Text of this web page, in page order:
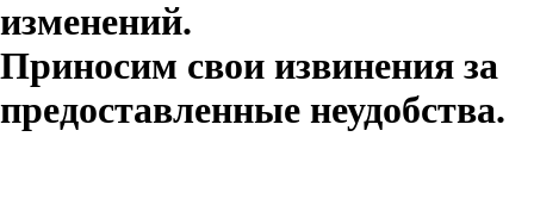
изменений.
Приносим свои извинения за
предоставленные неудобства.